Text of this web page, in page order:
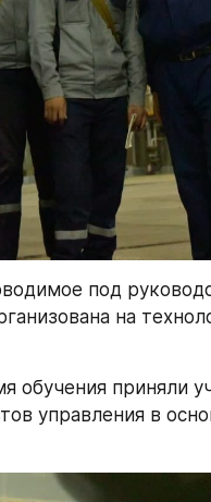
под
на
обучения приняли
управления в